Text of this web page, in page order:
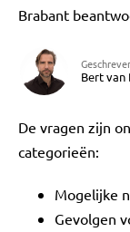
Brabant
Bert van
De vragen zijn
categorieën:
Mogelijke
Gevolgen